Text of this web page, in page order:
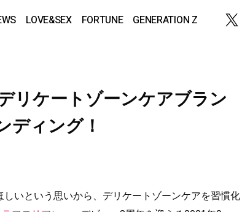
LOVE&SEX FORTUNE GENERATION Z
リケートゾーンケアブラン
ディング！
いという思いから、デリケートゾーンケアを習慣化